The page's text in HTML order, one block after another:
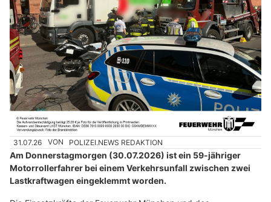
31.07.26 VON POLIZEI.NEWS REDAKTION
Am Donnerstagmorgen (30.07.2026) ist ein 59-jähriger
Motorrollerfahrer bei einem Verkehrsunfall zwischen zwei
Lastkraftwagen eingeklemmt worden.